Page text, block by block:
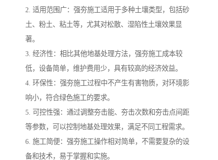
2. 适用范围广：强夯施工适用于多种土壤类型，包括砂
土、粉土、粘土等，尤其对松散、湿陷性土壤效果显
著。
3. 经济性：相比其他地基处理方法，强夯施工成本较
低，设备简单，维护费用少，具有较高的经济效益。
4. 环保性：强夯施工过程中不产生有害物质，对环境影
响小，符合绿色施工的要求。
5. 可控性强：通过调整夯击能、夯击次数和夯击点间距
等参数，可以控制地基处理效果，满足不同工程需求。
6. 施工简便：强夯施工操作相对简单，不需要复杂的设
备和技术，易于掌握和实施。